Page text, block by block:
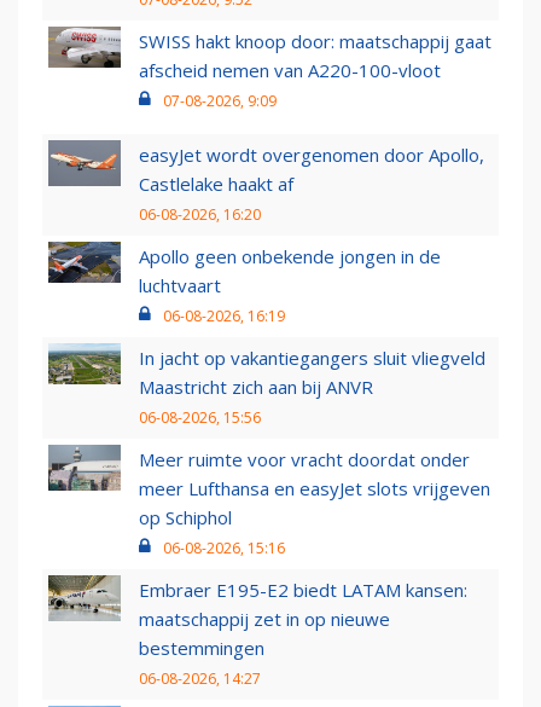
SWISS hakt knoop door: maatschappij gaat
afscheid nemen van A220-100-vloot
07-08-2026, 9:09
easyJet wordt overgenomen door Apollo,
Castlelake haakt af
06-08-2026, 16:20
Apollo geen onbekende jongen in de
luchtvaart
06-08-2026, 16:19
In jacht op vakantiegangers sluit vliegveld
Maastricht zich aan bij ANVR
06-08-2026, 15:56
Meer ruimte voor vracht doordat onder
meer Lufthansa en easyJet slots vrijgeven
op Schiphol
06-08-2026, 15:16
Embraer E195-E2 biedt LATAM kansen:
maatschappij zet in op nieuwe
bestemmingen
06-08-2026, 14:27